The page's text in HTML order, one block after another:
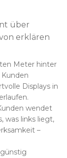
über
erklären
Meter hinter
Displays in
wendet
was links liegt,
–